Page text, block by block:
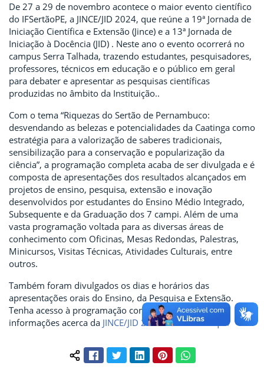
De 27 a 29 de novembro acontece o maior evento científico
do IFSertãoPE, a JINCE/JID 2024, que reúne a 19ª Jornada de
Iniciação Científica e Extensão (Jince) e a 13ª Jornada de
Iniciação à Docência (JID) . Neste ano o evento ocorrerá no
campus Serra Talhada, trazendo estudantes, pesquisadores,
professores, técnicos em educação e o público em geral
para debater e apresentar as pesquisas científicas
produzidas no âmbito da Instituição..
Com o tema “Riquezas do Sertão de Pernambuco:
desvendando as belezas e potencialidades da Caatinga como
estratégia para a valorização de saberes tradicionais,
sensibilização para a conservação e popularização da
ciência”, a programação completa acaba de ser divulgada e é
composta de apresentações dos resultados alcançados em
projetos de ensino, pesquisa, extensão e inovação
desenvolvidos por estudantes do Ensino Médio Integrado,
Subsequente e da Graduação dos 7 campi. Além de uma
vasta programação voltada para as diversas áreas de
conhecimento com Oficinas, Mesas Redondas, Palestras,
Minicursos, Visitas Técnicas, Atividades Culturais, entre
outros.
Também foram divulgados os dias e horários das
apresentações orais do Ensino, da Pesquisa e Extensão.
Tenha acesso à programação completa e demais
informações acerca da JINCE/JID 2024 acessando aqui.
Compartilhar conteúdo:
FacebookTwitterLinkedInPinterestWhatsApp